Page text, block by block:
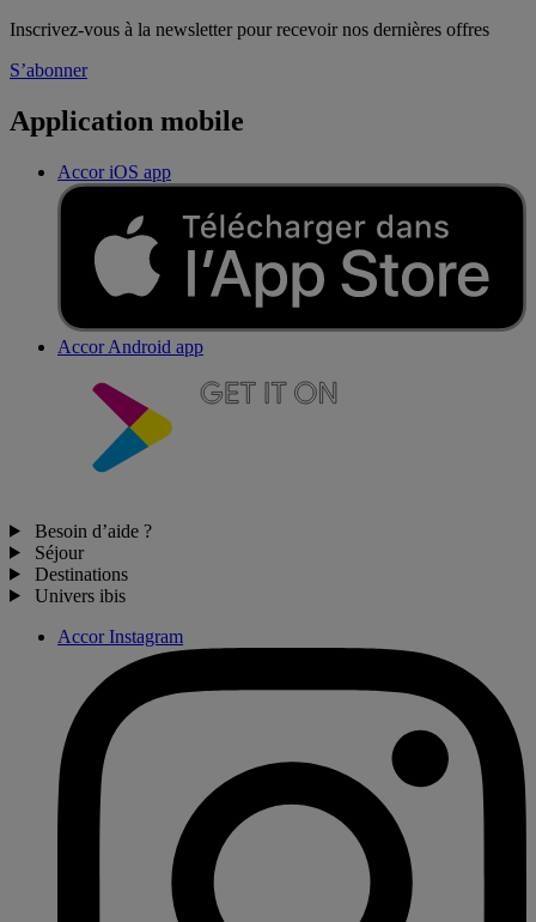
Inscrivez-vous à la newsletter pour recevoir nos dernières offres
S’abonner
Application mobile
Accor iOS app
Accor Android app
Besoin d’aide ?
Séjour
Destinations
Univers ibis
Accor Instagram